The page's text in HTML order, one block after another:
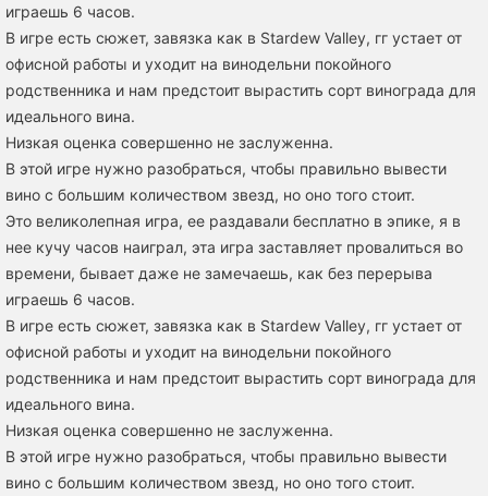
играешь 6 часов.
В игре есть сюжет, завязка как в Stardew Valley, гг устает от
офисной работы и уходит на винодельни покойного
родственника и нам предстоит вырастить сорт винограда для
идеального вина.
Низкая оценка совершенно не заслуженна.
В этой игре нужно разобраться, чтобы правильно вывести
вино с большим количеством звезд, но оно того стоит.
Это великолепная игра, ее раздавали бесплатно в эпике, я в
нее кучу часов наиграл, эта игра заставляет провалиться во
времени, бывает даже не замечаешь, как без перерыва
играешь 6 часов.
В игре есть сюжет, завязка как в Stardew Valley, гг устает от
офисной работы и уходит на винодельни покойного
родственника и нам предстоит вырастить сорт винограда для
идеального вина.
Низкая оценка совершенно не заслуженна.
В этой игре нужно разобраться, чтобы правильно вывести
вино с большим количеством звезд, но оно того стоит.